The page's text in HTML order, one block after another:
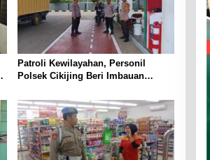
Patroli Kewilayahan, Personil
Polsek Cikijing Beri Imbauan